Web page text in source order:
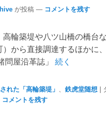
が投稿 — コメントを残す
輪築堤や八ツ山橋の橋台
）から直接調達するほかに
問屋沿革誌」 続く
れた「高輪築堤」 鉄虎堂随想 |
コメントを残す